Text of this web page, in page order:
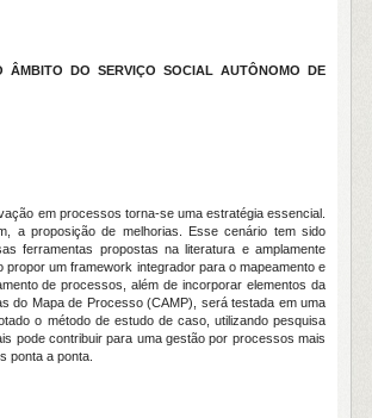
ÂMBITO DO SERVIÇO SOCIAL AUTÔNOMO DE
em processos torna-se uma estratégia essencial.
a proposição de melhorias. Esse cenário tem sido
ferramentas propostas na literatura e amplamente
um framework integrador para o mapeamento e
de processos, além de incorporar elementos da
do Mapa de Processo (CAMP), será testada em uma
o método de estudo de caso, utilizando pesquisa
pode contribuir para uma gestão por processos mais
ponta a ponta.